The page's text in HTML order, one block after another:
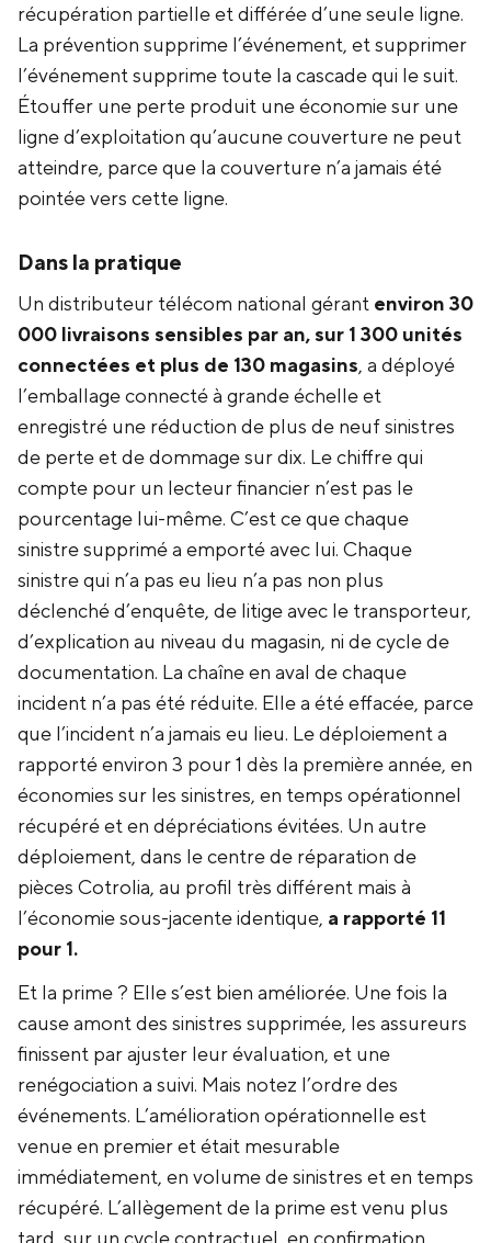
récupération partielle et différée d’une seule ligne.
La prévention supprime l’événement, et supprimer
l’événement supprime toute la cascade qui le suit.
Étouffer une perte produit une économie sur une
ligne d’exploitation qu’aucune couverture ne peut
atteindre, parce que la couverture n’a jamais été
pointée vers cette ligne.
Dans la pratique
Un distributeur télécom national gérant environ 30
000 livraisons sensibles par an, sur 1 300 unités
connectées et plus de 130 magasins, a déployé
l’emballage connecté à grande échelle et
enregistré une réduction de plus de neuf sinistres
de perte et de dommage sur dix. Le chiffre qui
compte pour un lecteur financier n’est pas le
pourcentage lui-même. C’est ce que chaque
sinistre supprimé a emporté avec lui. Chaque
sinistre qui n’a pas eu lieu n’a pas non plus
déclenché d’enquête, de litige avec le transporteur,
d’explication au niveau du magasin, ni de cycle de
documentation. La chaîne en aval de chaque
incident n’a pas été réduite. Elle a été effacée, parce
que l’incident n’a jamais eu lieu. Le déploiement a
rapporté environ 3 pour 1 dès la première année, en
économies sur les sinistres, en temps opérationnel
récupéré et en dépréciations évitées. Un autre
déploiement, dans le centre de réparation de
pièces Cotrolia, au profil très différent mais à
l’économie sous-jacente identique, a rapporté 11
pour 1.
Et la prime ? Elle s’est bien améliorée. Une fois la
cause amont des sinistres supprimée, les assureurs
finissent par ajuster leur évaluation, et une
renégociation a suivi. Mais notez l’ordre des
événements. L’amélioration opérationnelle est
venue en premier et était mesurable
immédiatement, en volume de sinistres et en temps
récupéré. L’allègement de la prime est venu plus